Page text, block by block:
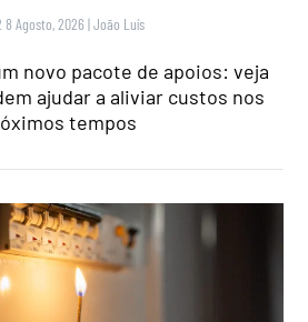
8 Agosto, 2026 |João Luís
novo pacote de apoios: veja
ajudar a aliviar custos nos
tempos